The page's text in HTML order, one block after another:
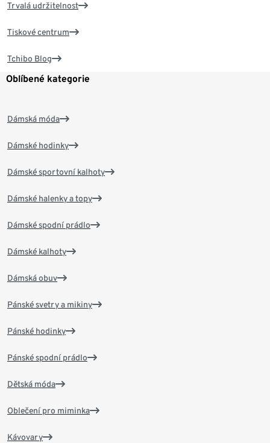
Trvalá udržitelnost
Tiskové centrum
Tchibo Blog
Oblíbené kategorie
Dámská móda
Dámské hodinky
Dámské sportovní kalhoty
Dámské halenky a topy
Dámské spodní prádlo
Dámské kalhoty
Dámská obuv
Pánské svetry a mikiny
Pánské hodinky
Pánské spodní prádlo
Dětská móda
Oblečení pro miminka
Kávovary